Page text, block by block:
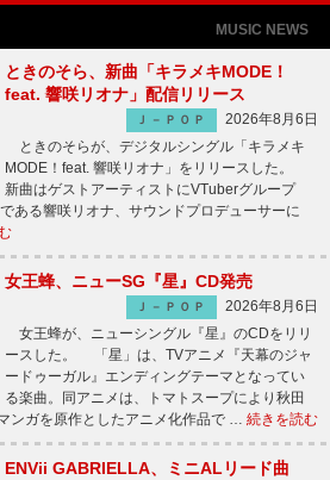
MUSIC NEWS
ときのそら、新曲「キラメキMODE！
feat. 響咲リオナ」配信リリース
Ｊ－ＰＯＰ
2026年8月6日
ときのそらが、デジタルシングル「キラメキ
MODE！feat. 響咲リオナ」をリリースした。
新曲はゲストアーティストにVTuberグループ
ある響咲リオナ、サウンドプロデューサーに
女王蜂、ニューSG『星』CD発売
Ｊ－ＰＯＰ
2026年8月6日
女王蜂が、ニューシングル『星』のCDをリリ
ースした。 「星」は、TVアニメ『天幕のジャ
ードゥーガル』エンディングテーマとなってい
る楽曲。同アニメは、トマトスープにより秋田
ンガを原作としたアニメ化作品で … 続きを読む
ENVii GABRIELLA、ミニALリード曲